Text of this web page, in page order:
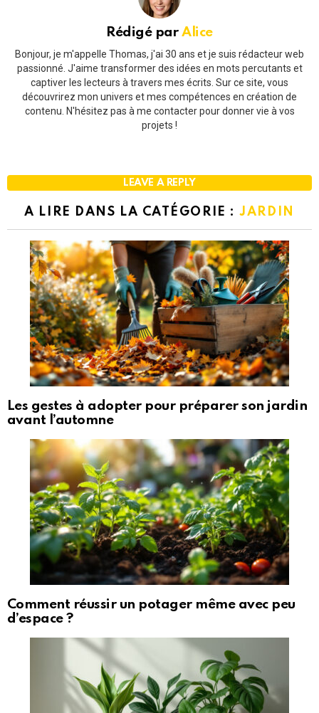
Rédigé parAlice
Bonjour, je m'appelle Thomas, j'ai 30 ans et je suis rédacteur web
passionné. J'aime transformer des idées en mots percutants et
captiver les lecteurs à travers mes écrits. Sur ce site, vous
découvrirez mon univers et mes compétences en création de
contenu. N'hésitez pas à me contacter pour donner vie à vos
projets !
LEAVE A REPLY
A LIRE DANS LA CATÉGORIE :JARDIN
Les gestes à adopter pour préparer son jardin
avant l’automne
Comment réussir un potager même avec peu
d’espace ?